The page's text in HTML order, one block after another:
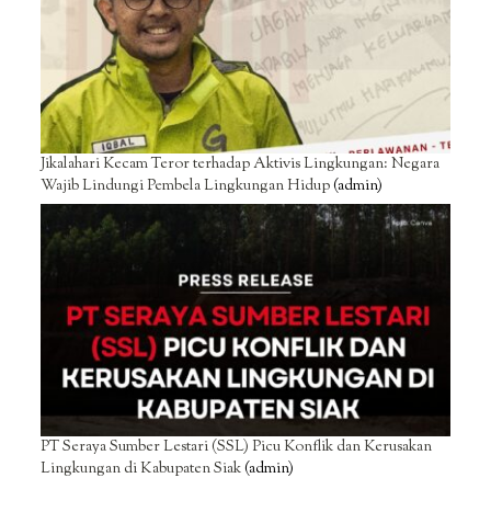
Jikalahari Kecam Teror terhadap Aktivis Lingkungan: Negara
Wajib Lindungi Pembela Lingkungan Hidup(admin)
PT Seraya Sumber Lestari (SSL) Picu Konflik dan Kerusakan
Lingkungan di Kabupaten Siak(admin)